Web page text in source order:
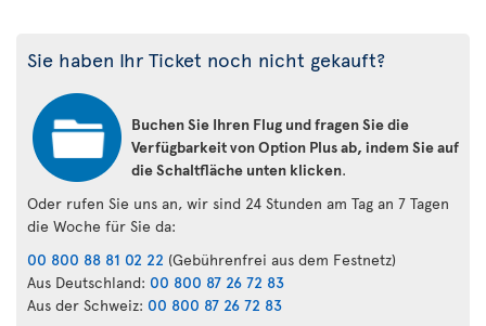
Sie haben Ihr Ticket noch nicht gekauft?
Buchen Sie Ihren Flug und fragen Sie die
Verfügbarkeit von Option Plus ab, indem Sie auf
die Schaltfläche unten klicken.
Oder rufen Sie uns an, wir sind 24 Stunden am Tag an 7 Tagen
die Woche für Sie da:
00 800 88 81 02 22 (Gebührenfrei aus dem Festnetz)
Aus Deutschland: 00 800 87 26 72 83
Aus der Schweiz: 00 800 87 26 72 83